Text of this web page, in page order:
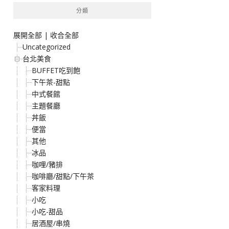
分類
展開全部 | 收合全部
Uncategorized
台北美食
BUFFET吃到飽
下午茶-甜點
中式餐館
主題餐廳
丼飯
便當
其他
冰品
咖哩/豬排
咖啡廳/甜點/下午茶
客家料理
小吃
小吃-甜品
居酒屋/串燒